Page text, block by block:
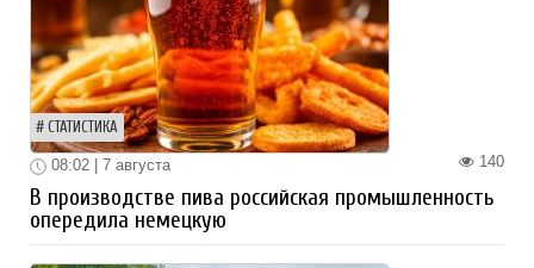
СТАТИСТИКА
140
08:02 | 7 августа
В производстве пива российская промышленность
опередила немецкую